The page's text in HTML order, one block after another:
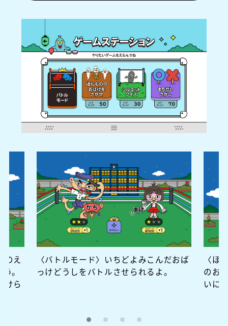
のえ
。
けら
〈バトルモード〉いちどよみこんだおば
っけどうしをバトルさせられるよ。
〈ほ
のお
いに